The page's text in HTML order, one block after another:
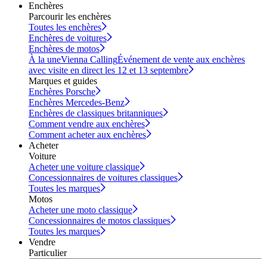
Enchères
Parcourir les enchères
Toutes les enchères
Enchères de voitures
Enchères de motos
À la uneVienna CallingÉvénement de vente aux enchères
avec visite en direct les 12 et 13 septembre
Marques et guides
Enchères Porsche
Enchères Mercedes-Benz
Enchères de classiques britanniques
Comment vendre aux enchères
Comment acheter aux enchères
Acheter
Voiture
Acheter une voiture classique
Concessionnaires de voitures classiques
Toutes les marques
Motos
Acheter une moto classique
Concessionnaires de motos classiques
Toutes les marques
Vendre
Particulier